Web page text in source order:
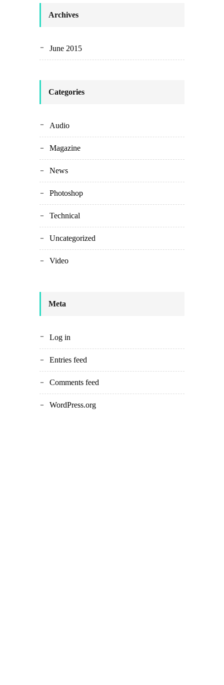
Archives
June 2015
Categories
Audio
Magazine
News
Photoshop
Technical
Uncategorized
Video
Meta
Log in
Entries feed
Comments feed
WordPress.org